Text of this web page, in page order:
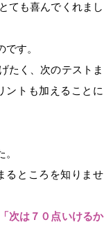
ても喜んでくれまし
す。
たく、次のテストま
ントも加えることに
るところを知りませ
「次は７０点いけるか